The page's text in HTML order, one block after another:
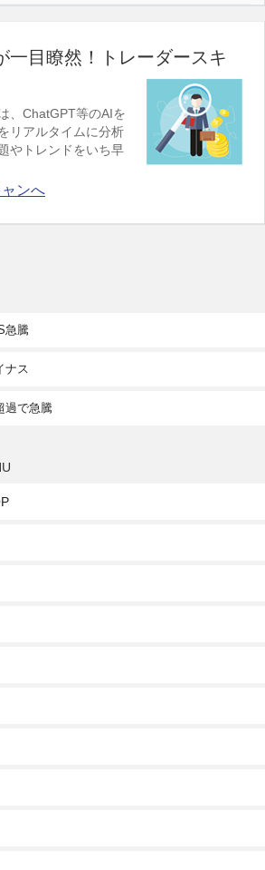
一目瞭然！トレーダースキ
、ChatGPT等のAIを
リアルタイムに分析
やトレンドをいち早
ンへ
急騰
ナス
過で急騰